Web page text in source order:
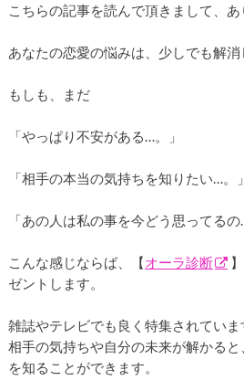
こちらの記事を読んで頂きまして、あ
あなたの恋愛の悩みは、少しでも解消
もしも、まだ
「やっぱり不安がある…。」
「相手の本当の気持ちを知りたい…。」
「あの人は私の事を今どう思ってるの
こんな感じならば、【オーラ診断
ゼントします。
雑誌やテレビでも良く特集されてい
相手の気持ちや自分の未来が解かる
を知ることができます。